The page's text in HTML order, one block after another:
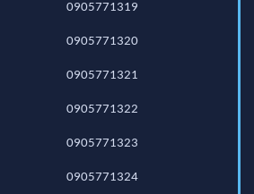
0905771319
0905771320
0905771321
0905771322
0905771323
0905771324